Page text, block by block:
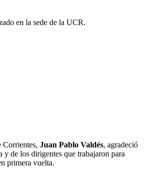
en la sede de la UCR.
Corrientes, Juan Pablo Valdés, agradeció
y de los dirigentes que trabajaron para
primera vuelta.